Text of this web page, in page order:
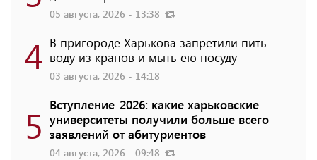
05 августа, 2026 - 13:38
4 В пригороде Харькова запретили пить
воду из кранов и мыть ею посуду
03 августа, 2026 - 14:18
5 Вступление-2026: какие харьковские
университеты получили больше всего
заявлений от абитуриентов
04 августа, 2026 - 09:48